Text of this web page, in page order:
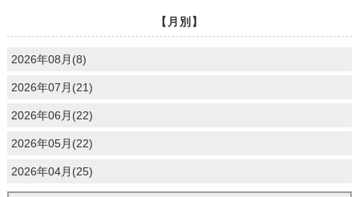
【月別】
2026年08月(8)
2026年07月(21)
2026年06月(22)
2026年05月(22)
2026年04月(25)